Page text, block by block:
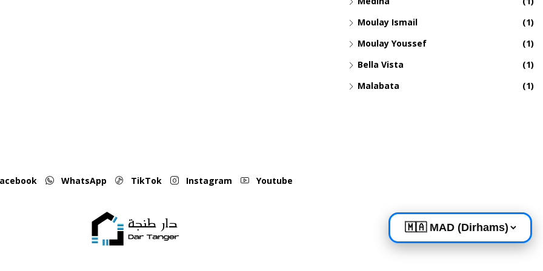
Moulay Ismail
(1)
Moulay Youssef
(1)
Bella Vista
(1)
Malabata
(1)
WhatsApp TikTok Instagram Youtube